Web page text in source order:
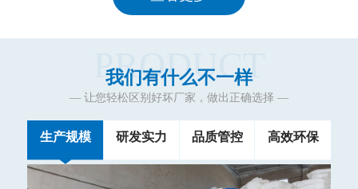
PRODUCT
我们有什么不一样
— 让您轻松区别好坏厂家，做出正确选择 —
生产规模 研发实力 品质管控 高效环保